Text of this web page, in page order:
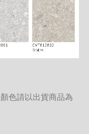
色請以出貨商品為